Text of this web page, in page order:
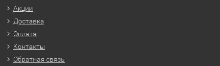
Акции
Доставка
Оплата
Контакты
Обратная связь